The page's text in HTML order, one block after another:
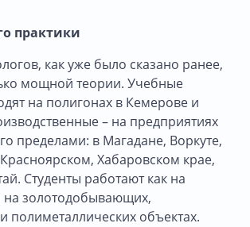
практики
как уже было сказано ранее,
мощной теории. Учебные
на полигонах в Кемерове и
– на предприятиях
пределами: в Магадане, Воркуте,
Хабаровском крае,
Студенты работают как на
на золотодобывающих,
полиметаллических объектах.